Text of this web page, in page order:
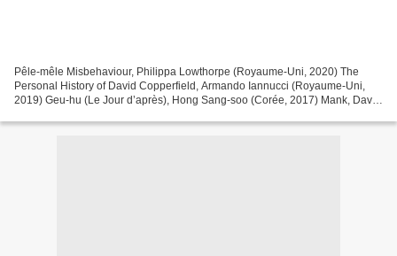
Pêle-mêle Misbehaviour, Philippa Lowthorpe (Royaume-Uni, 2020) The
Personal History of David Copperfield, Armando Iannucci (Royaume-Uni,
2019) Geu-hu (Le Jour d’après), Hong Sang-soo (Corée, 2017) Mank, David